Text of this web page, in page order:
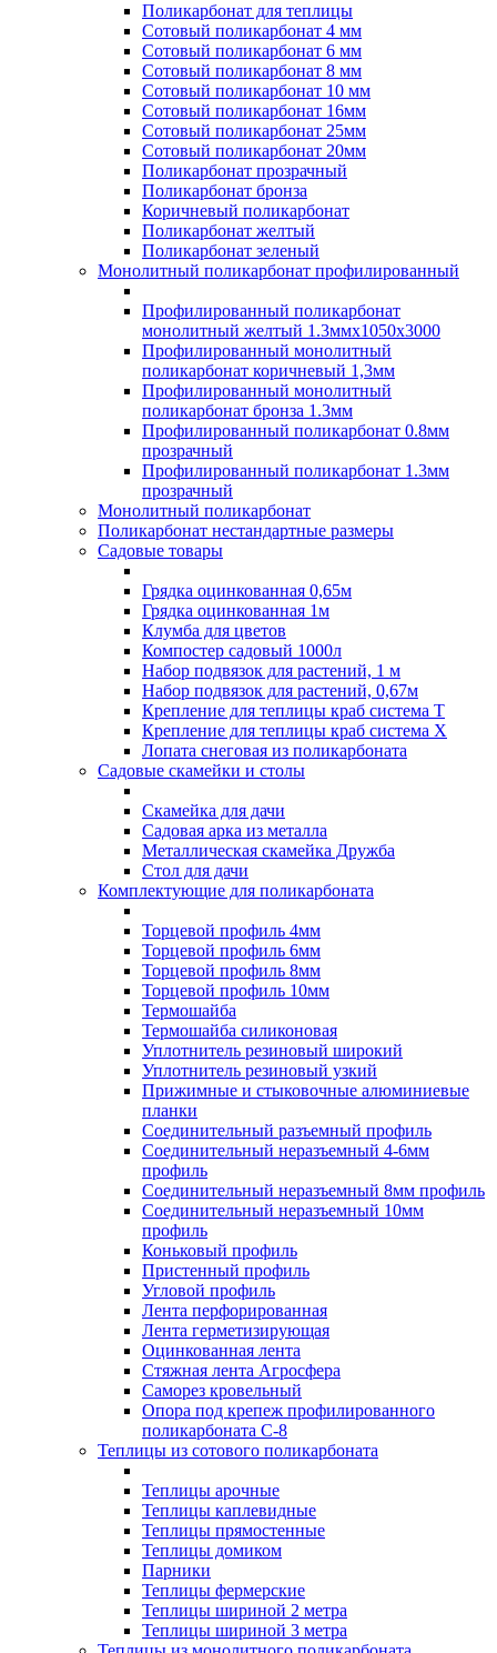
Поликарбонат для теплицы
Сотовый поликарбонат 4 мм
Сотовый поликарбонат 6 мм
Сотовый поликарбонат 8 мм
Сотовый поликарбонат 10 мм
Сотовый поликарбонат 16мм
Сотовый поликарбонат 25мм
Сотовый поликарбонат 20мм
Поликарбонат прозрачный
Поликарбонат бронза
Коричневый поликарбонат
Поликарбонат желтый
Поликарбонат зеленый
Монолитный поликарбонат профилированный
Профилированный поликарбонат
монолитный желтый 1.3ммх1050х3000
Профилированный монолитный
поликарбонат коричневый 1,3мм
Профилированный монолитный
поликарбонат бронза 1.3мм
Профилированный поликарбонат 0.8мм
прозрачный
Профилированный поликарбонат 1.3мм
прозрачный
Монолитный поликарбонат
Поликарбонат нестандартные размеры
Садовые товары
Грядка оцинкованная 0,65м
Грядка оцинкованная 1м
Клумба для цветов
Компостер садовый 1000л
Набор подвязок для растений, 1 м
Набор подвязок для растений, 0,67м
Крепление для теплицы краб система Т
Крепление для теплицы краб система Х
Лопата снеговая из поликарбоната
Садовые скамейки и столы
Скамейка для дачи
Садовая арка из металла
Металлическая скамейка Дружба
Стол для дачи
Комплектующие для поликарбоната
Торцевой профиль 4мм
Торцевой профиль 6мм
Торцевой профиль 8мм
Торцевой профиль 10мм
Термошайба
Термошайба силиконовая
Уплотнитель резиновый широкий
Уплотнитель резиновый узкий
Прижимные и стыковочные алюминиевые
планки
Соединительный разъемный профиль
Соединительный неразъемный 4-6мм
профиль
Соединительный неразъемный 8мм профиль
Соединительный неразъемный 10мм
профиль
Коньковый профиль
Пристенный профиль
Угловой профиль
Лента перфорированная
Лента герметизирующая
Оцинкованная лента
Стяжная лента Агросфера
Саморез кровельный
Опора под крепеж профилированного
поликарбоната С-8
Теплицы из сотового поликарбоната
Теплицы арочные
Теплицы каплевидные
Теплицы прямостенные
Теплицы домиком
Парники
Теплицы фермерские
Теплицы шириной 2 метра
Теплицы шириной 3 метра